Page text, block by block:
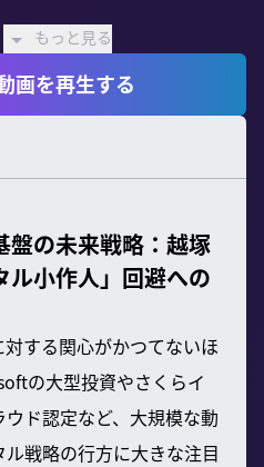
もっと見る
画を再生する
盤の未来戦略：越塚
ル小作人」回避への
する関心がかつてないほ
の大型投資やさくらイ
ド認定など、大規模な動
戦略の行方に大きな注目